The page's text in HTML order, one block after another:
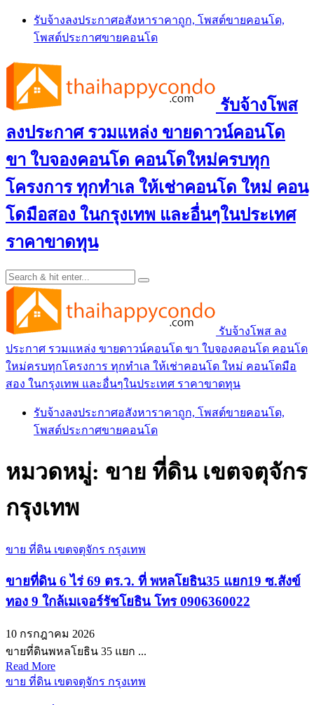
Skip
content
รับจ้างลงประกาศอสังหาราคาถูก, โพสต์ขายคอนโด,
โพสต์ประกาศขายคอนโด
รับจ้างโพส
ลงประกาศ รวมแหล่ง ขายดาวน์คอนโด
ขา ใบจองคอนโด คอนโดใหม่ครบทุก
โครงการ ทุกทำเล ให้เช่าคอนโด ใหม่ คอน
โดมือสอง ในกรุงเทพ และอื่นๆในประเทศ
ราคาขาดทุน
รับจ้างโพส ลง
ประกาศ รวมแหล่ง ขายดาวน์คอนโด ขา ใบจองคอนโด คอนโด
ใหม่ครบทุกโครงการ ทุกทำเล ให้เช่าคอนโด ใหม่ คอนโดมือ
สอง ในกรุงเทพ และอื่นๆในประเทศ ราคาขาดทุน
รับจ้างลงประกาศอสังหาราคาถูก, โพสต์ขายคอนโด,
โพสต์ประกาศขายคอนโด
หมวดหมู่: ขาย ที่ดิน เขตจตุจักร
กรุงเทพ
ขาย ที่ดิน เขตจตุจักร กรุงเทพ
ขายที่ดิน 6 ไร่ 69 ตร.ว. ที่ พหลโยธิน35 แยก19 ซ.สังข์
ทอง 9 ใกล้เมเจอร์รัชโยธิน โทร 0906360022
10 กรกฎาคม 2026
ขายที่ดินพหลโยธิน 35 แยก ...
Read More
ขาย ที่ดิน เขตจตุจักร กรุงเทพ